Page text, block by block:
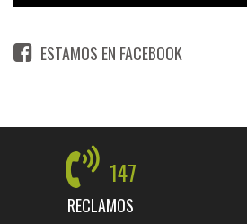
ESTAMOS EN FACEBOOK
147
RECLAMOS